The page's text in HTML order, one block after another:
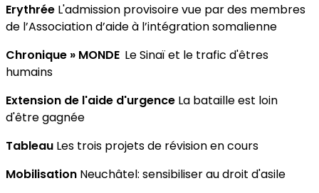
Erythrée L'admission provisoire vue par des membres
de l’Association d’aide à l’intégration somalienne
Chronique » MONDE Le Sinaï et le trafic d'êtres
humains
Extension de l'aide d'urgence La bataille est loin
d'être gagnée
Tableau Les trois projets de révision en cours
Mobilisation Neuchâtel: sensibiliser au droit d'asile